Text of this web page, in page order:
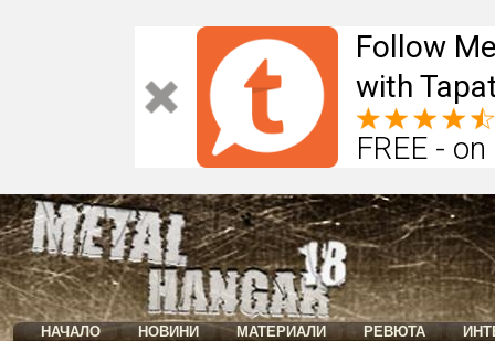
Follow
with
FREE -
НАЧАЛО НОВИНИ МАТЕРИАЛИ РЕВЮТА